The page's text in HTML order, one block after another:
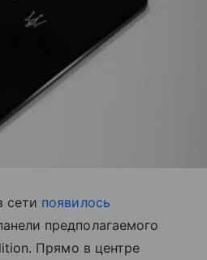
сети появилось
предполагаемого
Прямо в центре